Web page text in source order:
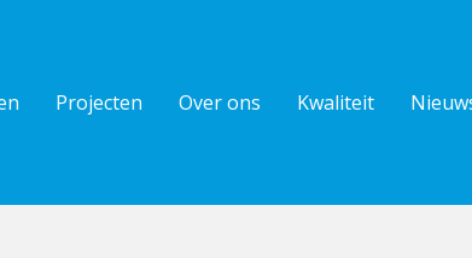
Projecten Over ons Kwaliteit